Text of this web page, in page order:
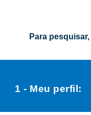
Para
1 - Meu perfil: